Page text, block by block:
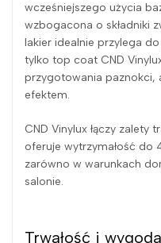
wcześniejszego użycia
wzbogacona o składniki
lakier idealnie przylega
tylko top coat CND
przygotowania paznokci,
efektem.
CND Vinylux łączy zalety
oferuje wytrzymałość do
zarówno w warunkach
salonie.
Trwałość i